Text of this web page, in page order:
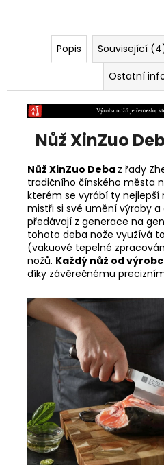
Popis Související
Ostatní
Nůž XinZuo
Nůž XinZuo Deba z řady
tradičního čínského města
kterém se vyrábí ty nejlepší
mistři si své umění výroby
předávají z generace na
tohoto deba nože využívá
(vakuové tepelné
nožů. Každý nůž od
díky závěrečnému